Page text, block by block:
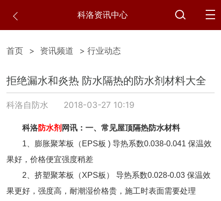
科洛资讯中心
首页 > 资讯频道 > 行业动态
拒绝漏水和炎热 防水隔热的防水剂材料大全
科洛自防水 2018-03-27 10:19
科洛防水剂 网讯：一、常见屋顶隔热防水材料
1、膨胀聚苯板（EPS板 ) 导热系数0.038-0.041 保温效
果好，价格便宜强度稍差
2、挤塑聚苯板（XPS板） 导热系数0.028-0.03 保温效
果更好，强度高，耐潮湿价格贵，施工时表面需要处理